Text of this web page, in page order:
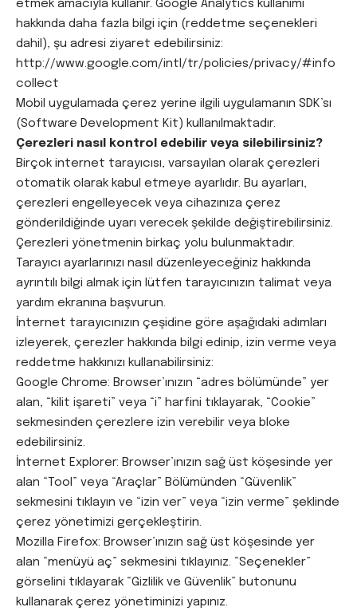
etmek amacıyla kullanır. Google Analytics kullanımı
hakkında daha fazla bilgi için (reddetme seçenekleri
dahil), şu adresi ziyaret edebilirsiniz:
http://www.google.com/intl/tr/policies/privacy/#info
collect
Mobil uygulamada çerez yerine ilgili uygulamanın SDK’sı
(Software Development Kit) kullanılmaktadır.
Çerezleri nasıl kontrol edebilir veya silebilirsiniz?
Birçok internet tarayıcısı, varsayılan olarak çerezleri
otomatik olarak kabul etmeye ayarlıdır. Bu ayarları,
çerezleri engelleyecek veya cihazınıza çerez
gönderildiğinde uyarı verecek şekilde değiştirebilirsiniz.
Çerezleri yönetmenin birkaç yolu bulunmaktadır.
Tarayıcı ayarlarınızı nasıl düzenleyeceğiniz hakkında
ayrıntılı bilgi almak için lütfen tarayıcınızın talimat veya
yardım ekranına başvurun.
İnternet tarayıcınızın çeşidine göre aşağıdaki adımları
izleyerek, çerezler hakkında bilgi edinip, izin verme veya
reddetme hakkınızı kullanabilirsiniz:
Google Chrome: Browser’ınızın “adres bölümünde” yer
alan, “kilit işareti” veya “i” harfini tıklayarak, “Cookie”
sekmesinden çerezlere izin verebilir veya bloke
edebilirsiniz.
İnternet Explorer: Browser’ınızın sağ üst köşesinde yer
alan “Tool” veya “Araçlar” Bölümünden “Güvenlik”
sekmesini tıklayın ve “izin ver” veya “izin verme” şeklinde
çerez yönetimizi gerçekleştirin.
Mozilla Firefox: Browser’ınızın sağ üst köşesinde yer
alan “menüyü aç” sekmesini tıklayınız. “Seçenekler”
görselini tıklayarak “Gizlilik ve Güvenlik” butonunu
kullanarak çerez yönetiminizi yapınız.